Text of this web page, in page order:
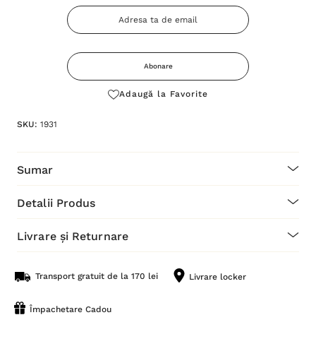
Abonare
Adaugă la Favorite
SKU: 1931
Sumar
Detalii Produs
Livrare și Returnare
Transport gratuit de la 170 lei Livrare locker
Împachetare Cadou